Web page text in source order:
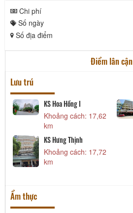
Chi phí
Số ngày
Số địa điểm
Điểm lân cận
Lưu trú
KS Hoa Hồng I
Khoảng cách: 17,62
km
KS Hưng Thịnh
Khoảng cách: 17,72
km
Ẩm thực